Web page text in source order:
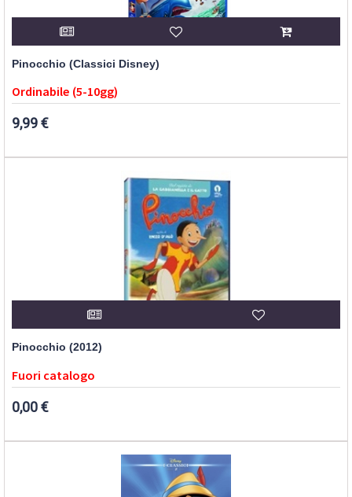
Pinocchio (Classici Disney)
Ordinabile (5-10gg)
9,99 €
Pinocchio (2012)
Fuori catalogo
0,00 €